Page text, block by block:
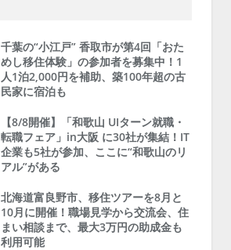
千葉の“小江戸” 香取市が第4回「おた
めし移住体験」の参加者を募集中！1
人1泊2,000円を補助、築100年超の古
民家に宿泊も
【8/8開催】「和歌山 UIターン就職・
転職フェア」in大阪 に30社が集結！IT
企業も5社が参加、ここに“和歌山のリ
アル”がある
北海道富良野市、移住ツアーを8月と
10月に開催！職場見学から交流会、住
まい相談まで、最大3万円の助成金も
利用可能